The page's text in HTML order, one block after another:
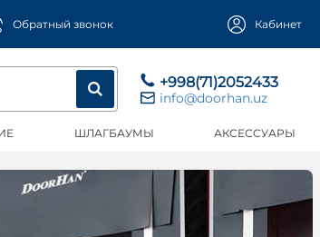
Обратный звонок Кабинет
+998(71)2052433
info@doorhan.uz
ШЛАГБАУМЫ АКСЕССУАРЫ